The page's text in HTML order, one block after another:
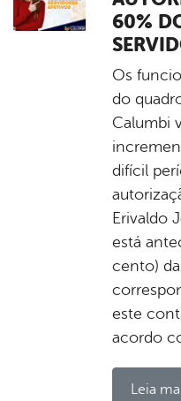
60%
Os
do
Calumbi
difícil
Erivaldo
está
cento)
este
acordo
Leia